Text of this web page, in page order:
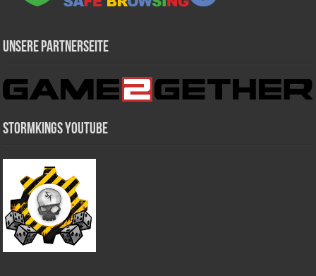
Unsere Partnerseite
Stormkings Youtube